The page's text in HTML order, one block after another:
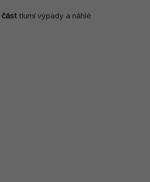
část tlumí výpady a náhlé